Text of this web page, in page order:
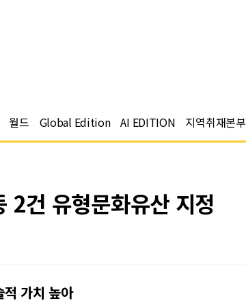
월드 Global Edition AI EDITION 지역취재본부
2건 유형문화유산 지정
적 가치 높아